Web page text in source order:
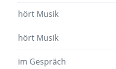
hört Musik
hört Musik
im Gespräch